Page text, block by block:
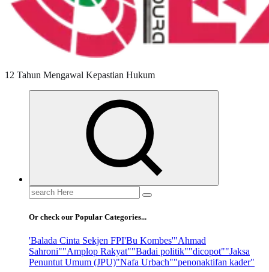
12 Tahun Mengawal Kepastian Hukum
Search
for:
Or check our Popular Categories...
'Balada Cinta Sekjen FPI'Bu Kombes'"Ahmad
Sahroni""Amplop Rakyat""Badai politik""dicopot""Jaksa
Penuntut Umum (JPU)"Nafa Urbach""penonaktifan kader"